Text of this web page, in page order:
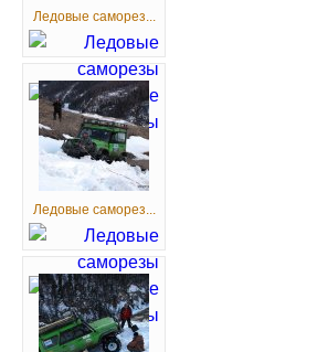
Ледовые саморез...
Ледовые саморез...